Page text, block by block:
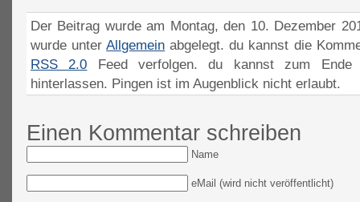
Der Beitrag wurde am Montag, den 10. Dezember
wurde unterAllgemein abgelegt. du kannst die
RSS 2.0 Feed verfolgen. du kannst zum Ende
hinterlassen. Pingen ist im Augenblick nicht erlaubt.
Einen Kommentar schreiben
Name
eMail (wird nicht veröffentlicht)